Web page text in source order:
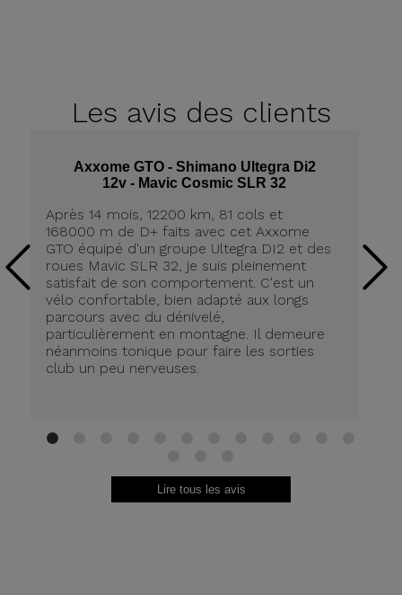
Les avis des clients
Axxome GTO - Shimano Ultegra Di2
12v - Mavic Cosmic SLR 32
Après 14 mois, 12200 km, 81 cols et
168000 m de D+ faits avec cet Axxome
GTO équipé d'un groupe Ultegra DI2 et des
roues Mavic SLR 32, je suis pleinement
satisfait de son comportement. C'est un
vélo confortable, bien adapté aux longs
parcours avec du dénivelé,
particulièrement en montagne. Il demeure
néanmoins tonique pour faire les sorties
club un peu nerveuses.
1
Lire tous les avis